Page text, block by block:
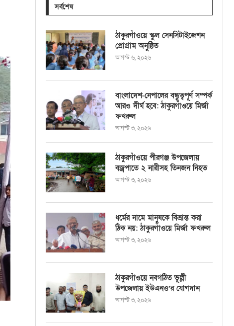
সর্বশেষ
ঠাকুরগাঁওয়ে স্কুল সেনসিটাইজেশন
প্রোগ্রাম অনুষ্ঠিত
আগস্ট ৬, ২০২৬
বাংলাদেশ-নেপালের বন্ধুত্বপূর্ণ সম্পর্ক
আরও দীর্ঘ হবে: ঠাকুরগাঁওয়ে মির্জা
ফখরুল
আগস্ট ৩, ২০২৬
ঠাকুরগাঁওয়ে পীরগঞ্জ উপজেলায়
বজ্রপাতে ২ নারীসহ তিনজন নিহত
আগস্ট ৩, ২০২৬
ধর্মের নামে মানুষকে বিভ্রান্ত করা
ঠিক নয়: ঠাকুরগাঁওয়ে মির্জা ফখরুল
আগস্ট ৩, ২০২৬
ঠাকুরগাঁওয়ে নবগঠিত ভূল্লী
উপজেলায় ইউএনও’র যোগদান
আগস্ট ৩, ২০২৬